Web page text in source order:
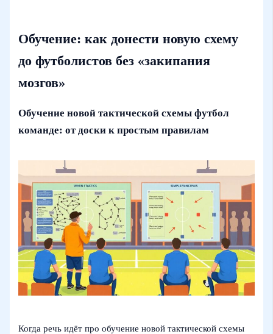
Обучение: как донести новую схему
до футболистов без «закипания
мозгов»
Обучение новой тактической схемы футбол
команде: от доски к простым правилам
Когда речь идёт про обучение новой тактической схемы